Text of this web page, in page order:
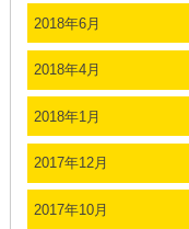
2018年6月
2018年4月
2018年1月
2017年12月
2017年10月